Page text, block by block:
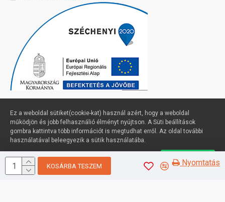
KOSÁRBA TESZEM Nyomtatás
Profimuszaki.hu - exPanda ERP
Ez a weboldal sütiket(cookie-kat) használ azért, hogy a weboldal
működjön és jobb felhasználió élményt nyújtson. A Süti beállítások
gombra kattintva több információt is megtudhat erről. Az oldal további
használatával beleegyezik a sütik használatába.
Süti beállítások Elfogadom